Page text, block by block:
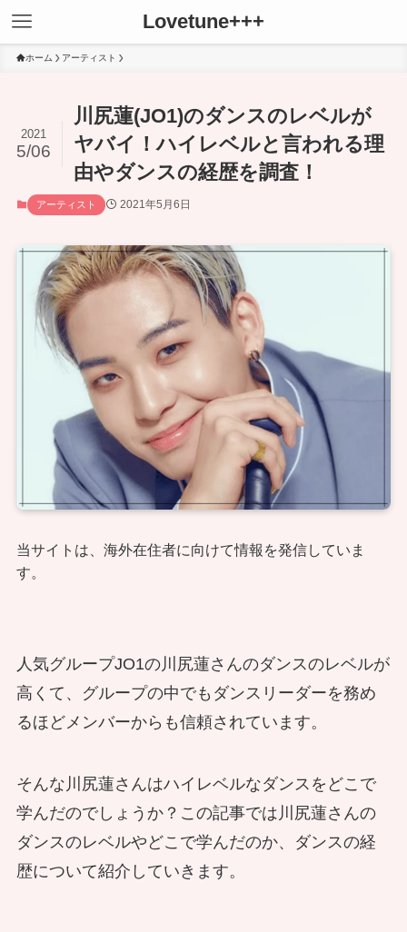
Lovetune+++
ホーム アーティスト
川尻蓮(JO1)のダンスのレベルが
ヤバイ！ハイレベルと言われる理
由やダンスの経歴を調査！
2021
5/06
アーティスト 2021年5月6日
当サイトは、海外在住者に向けて情報を発信していま
す。
人気グループJO1の川尻蓮さんのダンスのレベルが
高くて、グループの中でもダンスリーダーを務め
るほどメンバーからも信頼されています。
そんな川尻蓮さんはハイレベルなダンスをどこで
学んだのでしょうか？この記事では川尻蓮さんの
ダンスのレベルやどこで学んだのか、ダンスの経
歴について紹介していきます。